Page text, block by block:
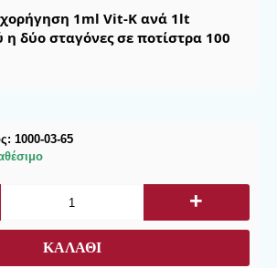
χορήγηση 1ml Vit-K ανά 1lt
δύο σταγόνες σε ποτίστρα 100
1000-03-65
+
ΚΑΛΆΘΙ